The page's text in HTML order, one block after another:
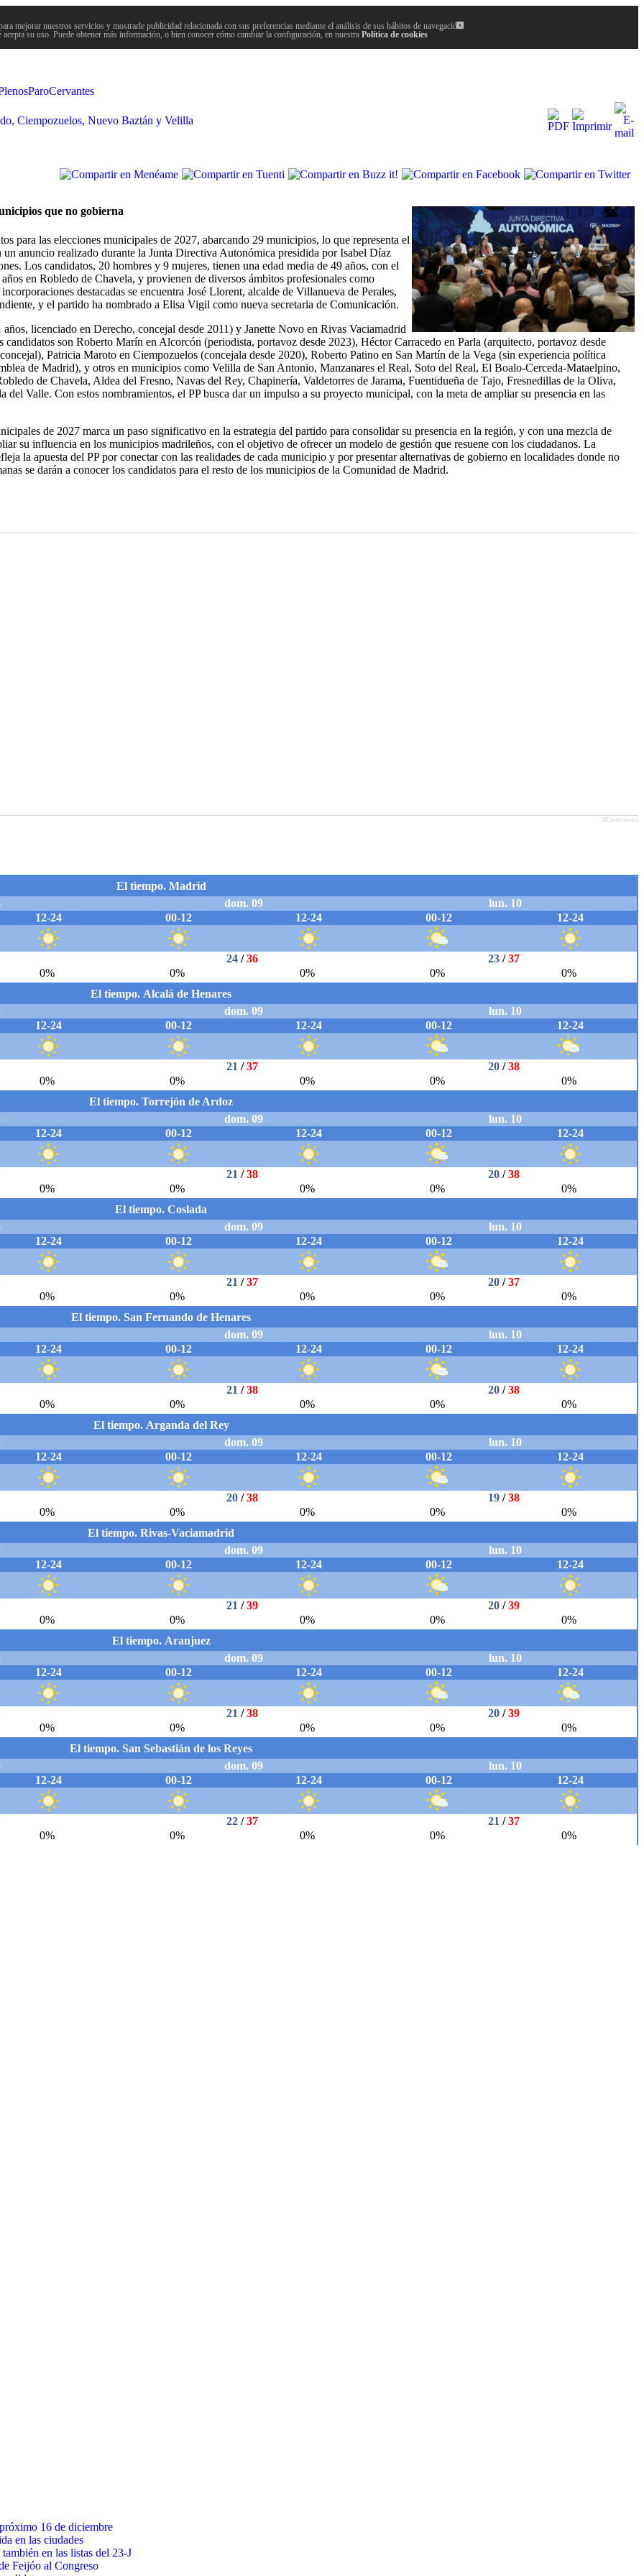
x
mejorar nuestros servicios y mostrarle publicidad relacionada con sus preferencias mediante el análisis de sus hábitos de navegación.
su uso. Puede obtener más información, o bien conocer cómo cambiar la configuración, en nuestra Política de cookies
ParoCervantes
Ciempozuelos, Nuevo Baztán y Velilla
que no gobierna
para las elecciones municipales de 2027, abarcando 29 municipios, lo que representa el
anuncio realizado durante la Junta Directiva Autonómica presidida por Isabel Díaz
Los candidatos, 20 hombres y 9 mujeres, tienen una edad media de 49 años, con el
en Robledo de Chavela, y provienen de diversos ámbitos profesionales como
destacadas se encuentra José Llorent, alcalde de Villanueva de Perales,
y el partido ha nombrado a Elisa Vigil como nueva secretaria de Comunicación.
licenciado en Derecho, concejal desde 2011) y Janette Novo en Rivas Vaciamadrid
son Roberto Marín en Alcorcón (periodista, portavoz desde 2023), Héctor Carracedo en Parla (arquitecto, portavoz desde
Patricia Maroto en Ciempozuelos (concejala desde 2020), Roberto Patino en San Martín de la Vega (sin experiencia política
de Madrid), y otros en municipios como Velilla de San Antonio, Manzanares el Real, Soto del Real, El Boalo-Cerceda-Mataelpino,
de Chavela, Aldea del Fresno, Navas del Rey, Chapinería, Valdetorres de Jarama, Fuentidueña de Tajo, Fresnedillas de la Oliva,
Valle. Con estos nombramientos, el PP busca dar un impulso a su proyecto municipal, con la meta de ampliar su presencia en las
de 2027 marca un paso significativo en la estrategia del partido para consolidar su presencia en la región, y con una mezcla de
su influencia en los municipios madrileños, con el objetivo de ofrecer un modelo de gestión que resuene con los ciudadanos. La
la apuesta del PP por conectar con las realidades de cada municipio y por presentar alternativas de gobierno en localidades donde no
se darán a conocer los candidatos para el resto de los municipios de la Comunidad de Madrid.
JComments
16 de diciembre
en las ciudades
en las listas del 23-J
Feijóo al Congreso